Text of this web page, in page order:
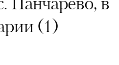
Панчарево, в
(1)